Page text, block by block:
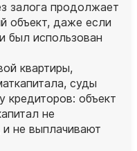
залога продолжает
объект, даже если
был использован
квартиры,
суды
кредиторов: объект
не
не выплачивают